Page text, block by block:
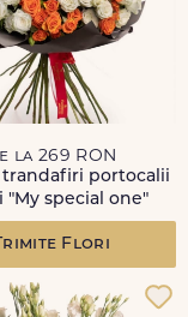
la 269 RON
portocalii
"My special one"
Flori